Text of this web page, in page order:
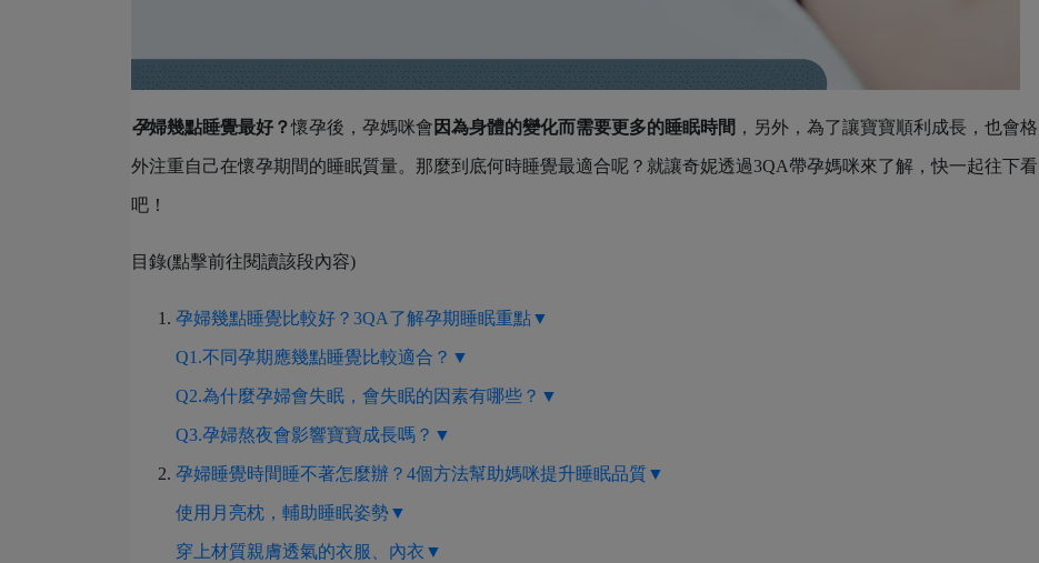
孕婦幾點睡覺最好？懷孕後，孕媽咪會 因為身體的變化而需要更多的睡眠時間 ，另外，為了讓寶寶順利成長，也會格
外注重自己在懷孕期間的睡眠質量。那麼到底何時睡覺最適合呢？就讓奇妮透過3QA帶孕媽咪來了解，快一起往下看
吧！
目錄(點擊前往閱讀該段內容)
孕婦幾點睡覺比較好？3QA了解孕期睡眠重點▼
Q1.不同孕期應幾點睡覺比較適合？▼
Q2.為什麼孕婦會失眠，會失眠的因素有哪些？▼
Q3.孕婦熬夜會影響寶寶成長嗎？▼
孕婦睡覺時間睡不著怎麼辦？4個方法幫助媽咪提升睡眠品質▼
使用月亮枕，輔助睡眠姿勢▼
穿上材質親膚透氣的衣服、內衣▼